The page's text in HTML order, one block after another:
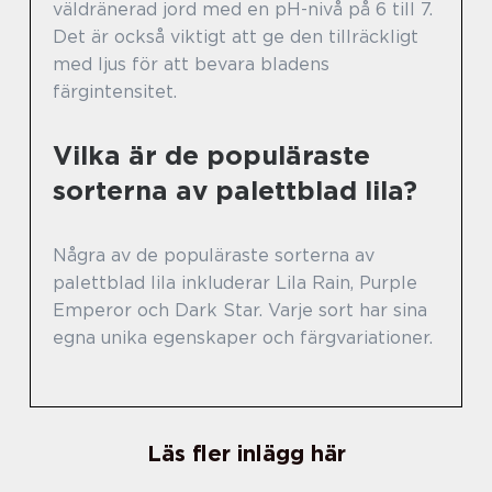
väldränerad jord med en pH-nivå på 6 till 7.
Det är också viktigt att ge den tillräckligt
med ljus för att bevara bladens
färgintensitet.
Vilka är de populäraste
sorterna av palettblad lila?
Några av de populäraste sorterna av
palettblad lila inkluderar Lila Rain, Purple
Emperor och Dark Star. Varje sort har sina
egna unika egenskaper och färgvariationer.
Läs fler inlägg här